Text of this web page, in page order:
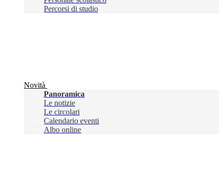
Percorsi di studio
Novità
Panoramica
Le notizie
Le circolari
Calendario eventi
Albo online